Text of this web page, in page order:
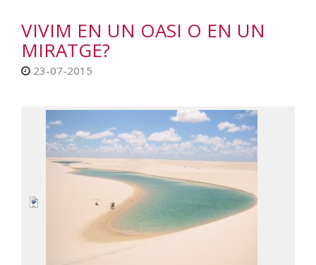
VIVIM EN UN OASI O EN UN
MIRATGE?
23-07-2015